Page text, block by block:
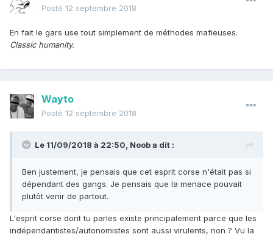
Posté 12 septembre 2018
En fait le gars use tout simplement de méthodes mafieuses.
Classic humanity.
Wayto
Posté 12 septembre 2018
Le 11/09/2018 à 22:50, Nooba dit :
Ben justement, je pensais que cet esprit corse n'était pas si
dépendant des gangs. Je pensais que la menace pouvait
plutôt venir de partout.
L'esprit corse dont tu parles existe principalement parce que les
indépendantistes/autonomistes sont aussi virulents, non ? Vu la